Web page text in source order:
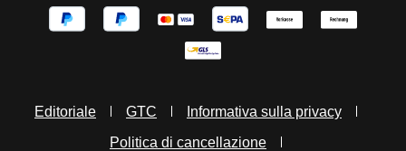
Editoriale GTC
Informativa sulla privacy
Politica di cancellazione